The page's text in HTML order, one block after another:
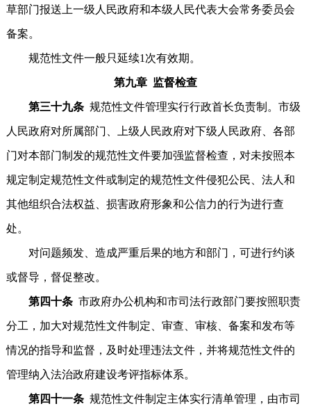
草部门报送上一级人民政府和本级人民代表大会常务委员会
备案。
规范性文件一般只延续1次有效期。
第九章 监督检查
第三十九条 规范性文件管理实行行政首长负责制。市级
人民政府对所属部门、上级人民政府对下级人民政府、各部
门对本部门制发的规范性文件要加强监督检查，对未按照本
规定制定规范性文件或制定的规范性文件侵犯公民、法人和
其他组织合法权益、损害政府形象和公信力的行为进行查
处。
对问题频发、造成严重后果的地方和部门，可进行约谈
或督导，督促整改。
第四十条 市政府办公机构和市司法行政部门要按照职责
分工，加大对规范性文件制定、审查、审核、备案和发布等
情况的指导和监督，及时处理违法文件，并将规范性文件的
管理纳入法治政府建设考评指标体系。
第四十一条 规范性文件制定主体实行清单管理，由市司